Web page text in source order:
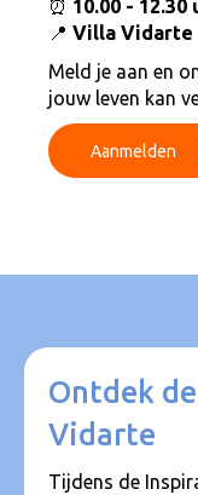
⏰ 10.00 - 12.30
📍 Villa Vidarte
Meld je aan en
jouw leven kan
Aanmelden
Ontdek
Vidarte
Tijdens de